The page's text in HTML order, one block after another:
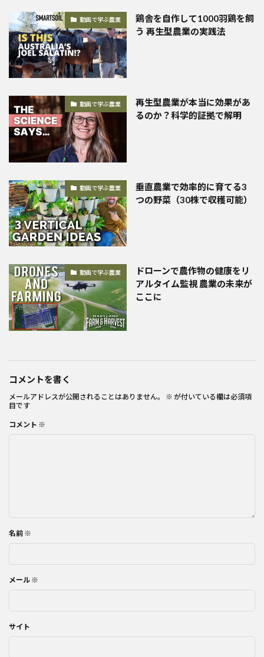
動画で学ぶ農業
鶏舎を自作して1000羽鶏を飼
う 再生型農業の実践法
動画で学ぶ農業
再生型農業が本当に効果があ
るのか？科学的証拠で解明
動画で学ぶ農業
垂直農業で効率的に育てる3
つの野菜（30株で収穫可能）
動画で学ぶ農業
ドローンで農作物の健康をリ
アルタイム監視 農業の未来が
ここに
コメントを書く
メールアドレスが公開されることはありません。 ※ が付いている欄は必須項
目です
コメント ※
名前 ※
メール ※
サイト